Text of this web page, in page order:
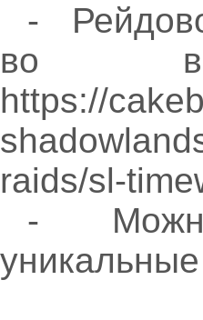
-
во
https://
raids/sl-
-